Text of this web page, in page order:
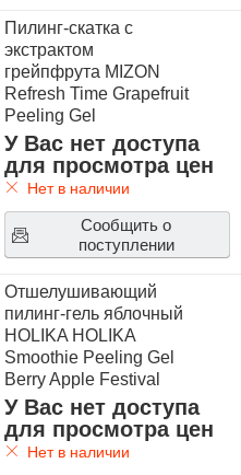
Пилинг-скатка с
экстрактом
грейпфрута MIZON
Refresh Time Grapefruit
Peeling Gel
У Вас нет доступа
для просмотра цен
Нет в наличии
Сообщить о
поступлении
Отшелушивающий
пилинг-гель яблочный
HOLIKA HOLIKA
Smoothie Peeling Gel
Berry Apple Festival
У Вас нет доступа
для просмотра цен
Нет в наличии